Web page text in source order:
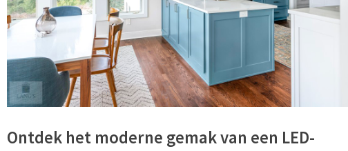
Ontdek het moderne gemak van een LED-